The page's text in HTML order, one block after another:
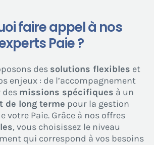
faire appel à nos
Paie ?
des solutions flexibles et
enjeux : de l’accompagnement
missions spécifiques à un
de long terme pour la gestion
votre Paie. Grâce à nos offres
, vous choisissez le niveau
qui correspond à vos besoins